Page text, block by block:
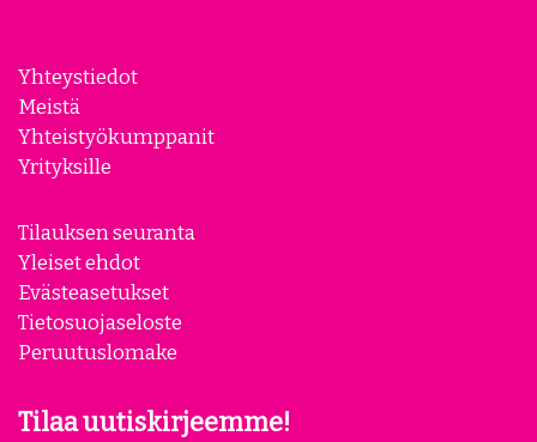
Yhteystiedot
Meistä
Yhteistyökumppanit
Yrityksille
Tilauksen seuranta
Yleiset ehdot
Evästeasetukset
Tietosuojaseloste
Peruutuslomake
Tilaa uutiskirjeemme!